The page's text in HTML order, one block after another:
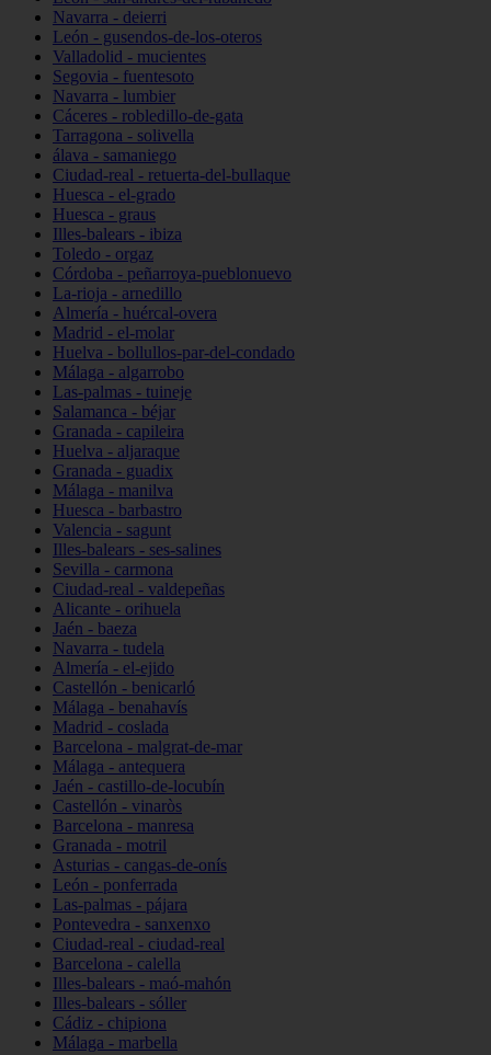
Navarra - deierri
León - gusendos-de-los-oteros
Valladolid - mucientes
Segovia - fuentesoto
Navarra - lumbier
Cáceres - robledillo-de-gata
Tarragona - solivella
álava - samaniego
Ciudad-real - retuerta-del-bullaque
Huesca - el-grado
Huesca - graus
Illes-balears - ibiza
Toledo - orgaz
Córdoba - peñarroya-pueblonuevo
La-rioja - arnedillo
Almería - huércal-overa
Madrid - el-molar
Huelva - bollullos-par-del-condado
Málaga - algarrobo
Las-palmas - tuineje
Salamanca - béjar
Granada - capileira
Huelva - aljaraque
Granada - guadix
Málaga - manilva
Huesca - barbastro
Valencia - sagunt
Illes-balears - ses-salines
Sevilla - carmona
Ciudad-real - valdepeñas
Alicante - orihuela
Jaén - baeza
Navarra - tudela
Almería - el-ejido
Castellón - benicarló
Málaga - benahavís
Madrid - coslada
Barcelona - malgrat-de-mar
Málaga - antequera
Jaén - castillo-de-locubín
Castellón - vinaròs
Barcelona - manresa
Granada - motril
Asturias - cangas-de-onís
León - ponferrada
Las-palmas - pájara
Pontevedra - sanxenxo
Ciudad-real - ciudad-real
Barcelona - calella
Illes-balears - maó-mahón
Illes-balears - sóller
Cádiz - chipiona
Málaga - marbella